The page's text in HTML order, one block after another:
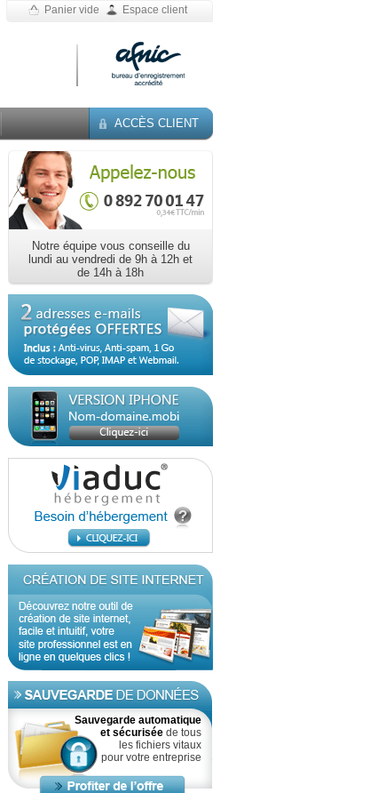
Panier vide Espace client
ACCÈS CLIENT
Notre équipe vous conseille du
lundi au vendredi de 9h à 12h et
de 14h à 18h
Sauvegarde automatique
et sécurisée de tous
les fichiers vitaux
pour votre entreprise